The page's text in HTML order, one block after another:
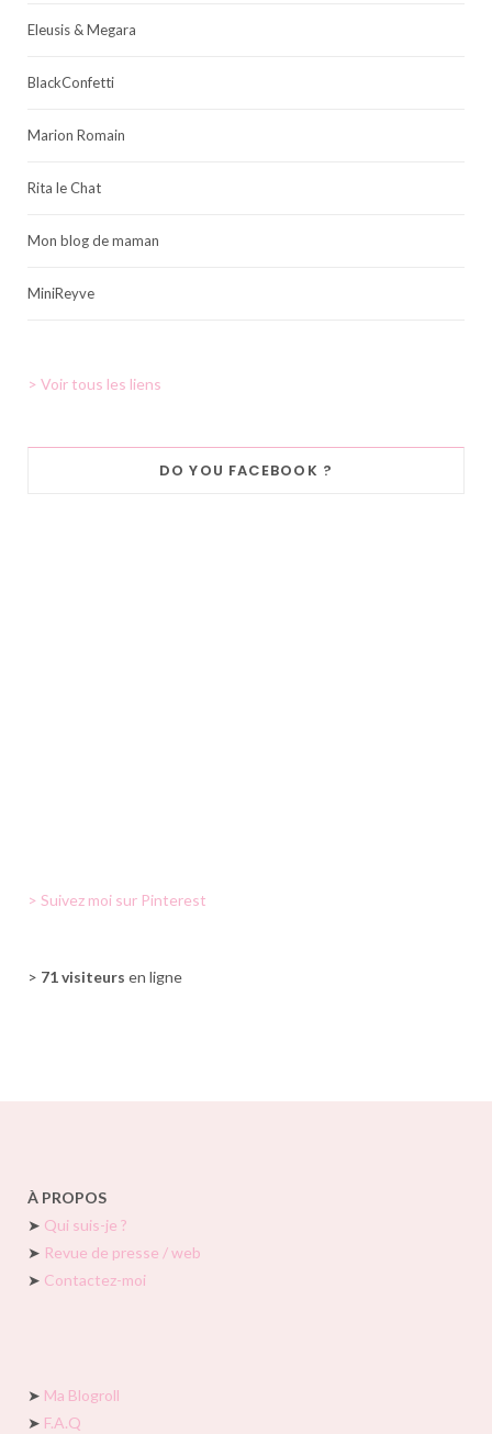
Eleusis & Megara
BlackConfetti
Marion Romain
Rita le Chat
Mon blog de maman
MiniReyve
> Voir tous les liens
DO YOU FACEBOOK ?
> Suivez moi sur Pinterest
> 71 visiteurs en ligne
À PROPOS
➤ Qui suis-je ?
➤ Revue de presse / web
➤ Contactez-moi
➤ Ma Blogroll
➤ F.A.Q